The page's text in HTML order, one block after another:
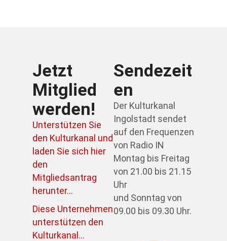
Jetzt
Mitglied
werden!
Unterstützen Sie
den Kulturkanal und
laden Sie sich hier
den
Mitgliedsantrag
herunter...
Diese Unternehmen
unterstützen den
Kulturkanal...
Sendezeit
en
Der Kulturkanal
Ingolstadt sendet
auf den Frequenzen
von Radio IN
Montag bis Freitag
von 21.00 bis 21.15
Uhr
und Sonntag von
09.00 bis 09.30 Uhr.